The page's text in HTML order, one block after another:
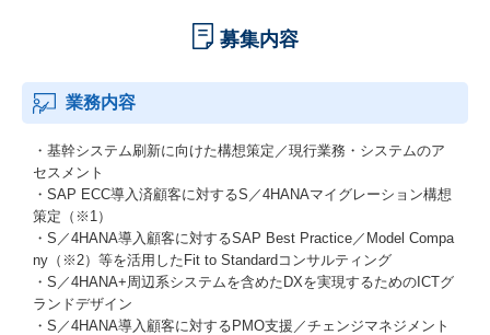
募集内容
業務内容
・基幹システム刷新に向けた構想策定／現行業務・システムのア
セスメント
・SAP ECC導入済顧客に対するS／4HANAマイグレーション構想
策定（※1）
・S／4HANA導入顧客に対するSAP Best Practice／Model Compa
ny（※2）等を活用したFit to Standardコンサルティング
・S／4HANA+周辺系システムを含めたDXを実現するためのICTグ
ランドデザイン
・S／4HANA導入顧客に対するPMO支援／チェンジマネジメント